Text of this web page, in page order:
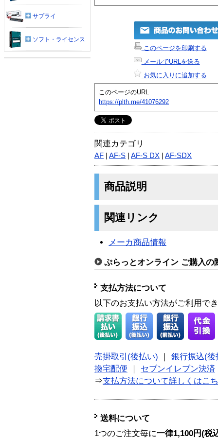
このページを印刷する
メールでURLを送る
お気に入りに追加する
このページのURL
https://plth.me/41076292
関連カテゴリ
AF AF-S AF-S DX AF-SDX
商品説明
関連リンク
メーカ商品情報
ぷらっとオンライン ご購入の
支払方法について
以下のお支払い方法がご利用で
売掛取引(後払い)
銀行振込(後
換宅配便
セブンイレブン決済
⇒支払方法について詳しくはこ
送料について
1つのご注文毎に一律1,100円(税
サプライ
ソフト・ライセンス